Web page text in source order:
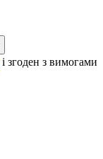
і згоден з вимогами